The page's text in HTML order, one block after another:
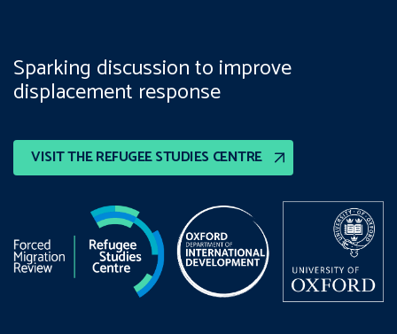
VISIT THE REFUGEE STUDIES CENTRE
Sparking discussion to improve
displacement response